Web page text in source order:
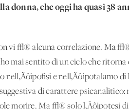
donna, che oggi ha quasi 38
vi √® alcuna correlazione. Ma
mai sentito di un ciclo che
nell‚Äôipofisi e nell‚Äôipotalamo
di carattere
morire. Ma √® solo l‚Äôipotesi